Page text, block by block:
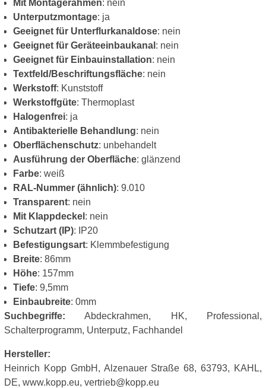
Mit Montagerahmen: nein
Unterputzmontage: ja
Geeignet für Unterflurkanaldose: nein
Geeignet für Geräteeinbaukanal : nein
Geeignet für Einbauinstallation: nein
Textfeld/Beschriftungsfläche: nein
Werkstoff: Kunststoff
Werkstoffgüte: Thermoplast
Halogenfrei: ja
Antibakterielle Behandlung: nein
Oberflächenschutz: unbehandelt
Ausführung der Oberfläche: glänzend
Farbe: weiß
RAL-Nummer (ähnlich): 9.010
Transparent: nein
Mit Klappdeckel : nein
Schutzart (IP): IP20
Befestigungsart: Klemmbefestigung
Breite: 86mm
Höhe: 157mm
Tiefe: 9,5mm
Einbaubreite: 0mm
Suchbegriffe: Abdeckrahmen, HK, Professional,
Schalterprogramm, Unterputz, Fachhandel
Hersteller:
Heinrich Kopp GmbH, Alzenauer Straße 68, 63793, KAHL,
DE, www.kopp.eu, vertrieb@kopp.eu